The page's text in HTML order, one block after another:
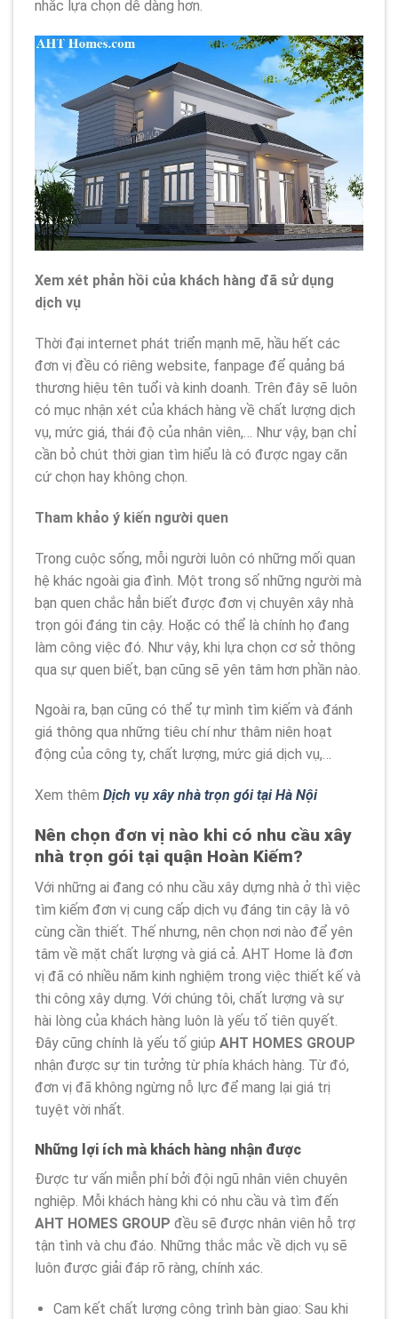
nhắc lựa chọn dễ dàng hơn.
Xem xét phản hồi của khách hàng đã sử dụng
dịch vụ
Thời đại internet phát triển mạnh mẽ, hầu hết các
đơn vị đều có riêng website, fanpage để quảng bá
thương hiệu tên tuổi và kinh doanh. Trên đây sẽ luôn
có mục nhận xét của khách hàng về chất lượng dịch
vụ, mức giá, thái độ của nhân viên,… Như vậy, bạn chỉ
cần bỏ chút thời gian tìm hiểu là có được ngay căn
cứ chọn hay không chọn.
Tham khảo ý kiến người quen
Trong cuộc sống, mỗi người luôn có những mối quan
hệ khác ngoài gia đình. Một trong số những người mà
bạn quen chắc hẳn biết được đơn vị chuyên xây nhà
trọn gói đáng tin cậy. Hoặc có thể là chính họ đang
làm công việc đó. Như vậy, khi lựa chọn cơ sở thông
qua sự quen biết, bạn cũng sẽ yên tâm hơn phần nào.
Ngoài ra, bạn cũng có thể tự mình tìm kiếm và đánh
giá thông qua những tiêu chí như thâm niên hoạt
động của công ty, chất lượng, mức giá dịch vụ,…
Xem thêm Dịch vụ xây nhà trọn gói tại Hà Nội
Nên chọn đơn vị nào khi có nhu cầu xây
nhà trọn gói tại quận Hoàn Kiếm?
Với những ai đang có nhu cầu xây dựng nhà ở thì việc
tìm kiếm đơn vị cung cấp dịch vụ đáng tin cậy là vô
cùng cần thiết. Thế nhưng, nên chọn nơi nào để yên
tâm về mặt chất lượng và giá cả. AHT Home là đơn
vị đã có nhiều năm kinh nghiệm trong việc thiết kế và
thi công xây dựng. Với chúng tôi, chất lượng và sự
hài lòng của khách hàng luôn là yếu tố tiên quyết.
Đây cũng chính là yếu tố giúp AHT HOMES GROUP
nhận được sự tin tưởng từ phía khách hàng. Từ đó,
đơn vị đã không ngừng nỗ lực để mang lại giá trị
tuyệt vời nhất.
Những lợi ích mà khách hàng nhận được
Được tư vấn miễn phí bởi đội ngũ nhân viên chuyên
nghiệp. Mỗi khách hàng khi có nhu cầu và tìm đến
AHT HOMES GROUP đều sẽ được nhân viên hỗ trợ
tận tình và chu đáo. Những thắc mắc về dịch vụ sẽ
luôn được giải đáp rõ ràng, chính xác.
Cam kết chất lượng công trình bàn giao: Sau khi